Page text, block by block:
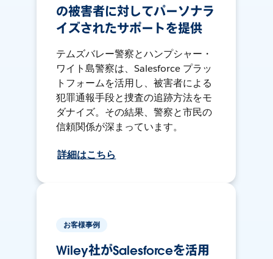
の被害者に対してパーソナラ
イズされたサポートを提供
テムズバレー警察とハンプシャー・
ワイト島警察は、Salesforce プラッ
トフォームを活用し、被害者による
犯罪通報手段と捜査の追跡方法をモ
ダナイズ。その結果、警察と市民の
信頼関係が深まっています。
詳細はこちら
お客様事例
Wiley社がSalesforceを活用